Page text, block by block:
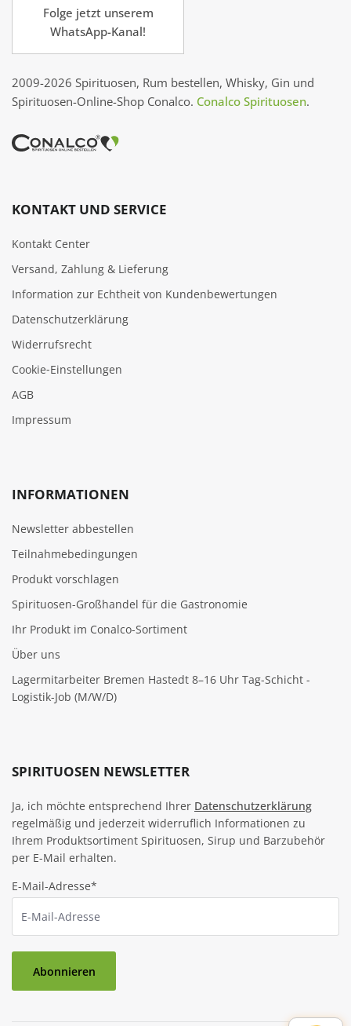
Folge jetzt unserem
WhatsApp-Kanal!
2009-2026 Spirituosen, Rum bestellen, Whisky, Gin und
Spirituosen-Online-Shop Conalco. Conalco Spirituosen.
KONTAKT UND SERVICE
Kontakt Center
Versand, Zahlung & Lieferung
Information zur Echtheit von Kundenbewertungen
Datenschutzerklärung
Widerrufsrecht
Cookie‑Einstellungen
AGB
Impressum
INFORMATIONEN
Newsletter abbestellen
Teilnahmebedingungen
Produkt vorschlagen
Spirituosen-Großhandel für die Gastronomie
Ihr Produkt im Conalco-Sortiment
Über uns
Lagermitarbeiter Bremen Hastedt 8–16 Uhr Tag-Schicht -
Logistik-Job (M/W/D)
SPIRITUOSEN NEWSLETTER
Ja, ich möchte entsprechend Ihrer Datenschutzerklärung
regelmäßig und jederzeit widerruflich Informationen zu
Ihrem Produktsortiment Spirituosen, Sirup und Barzubehör
per E-Mail erhalten.
E-Mail-Adresse*
Abonnieren